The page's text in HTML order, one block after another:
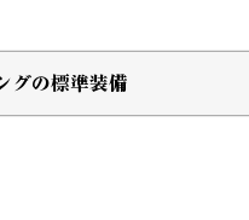
グの標準装備